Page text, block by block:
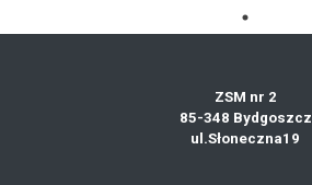
ZSM nr 2
85-348 Bydgoszcz
ul.Słoneczna19